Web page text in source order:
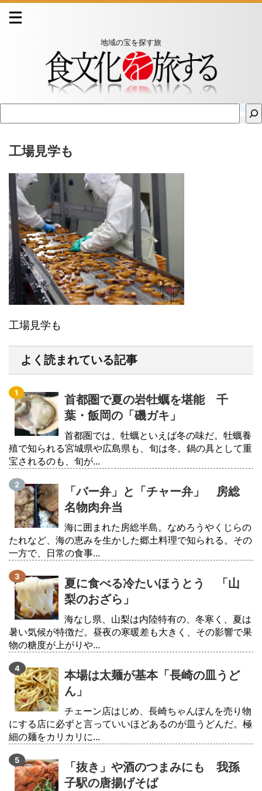
地域の宝を探す旅
工場見学も
工場見学も
よく読まれている記事
首都圏で夏の岩牡蠣を堪能 千
葉・飯岡の「磯ガキ」
首都圏では、牡蠣といえば冬の味だ。牡蠣養
殖で知られる宮城県や広島県も、旬は冬。鍋の具として重
宝されるのも、旬が...
「バー弁」と「チャー弁」 房総
名物肉弁当
海に囲まれた房総半島。なめろうやくじらの
たれなど、海の恵みを生かした郷土料理で知られる。その
一方で、日常の食事...
夏に食べる冷たいほうとう 「山
梨のおざら」
海なし県、山梨は内陸特有の、冬寒く、夏は
暑い気候が特徴だ。昼夜の寒暖差も大きく、その影響で果
物の糖度が上がりや...
本場は太麺が基本「長崎の皿うど
ん」
チェーン店はじめ、長崎ちゃんぽんを売り物
にする店に必ずと言っていいほどあるのが皿うどんだ。極
細の麺をカリカリに...
「抜き」や酒のつまみにも 我孫
子駅の唐揚げそば